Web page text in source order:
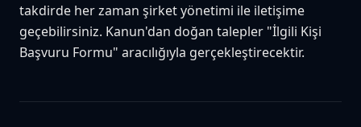
takdirde her zaman şirket yönetimi ile iletişime
geçebilirsiniz. Kanun'dan doğan talepler "İlgili Kişi
Başvuru Formu" aracılığıyla gerçekleştirecektir.